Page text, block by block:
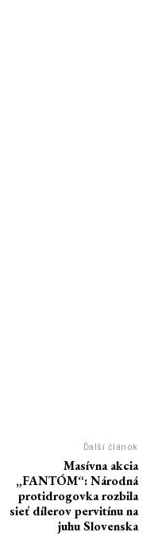
Ďalší článok
Masívna akcia
„FANTÓM“: Národná
protidrogovka rozbila
sieť dílerov pervitínu na
juhu Slovenska